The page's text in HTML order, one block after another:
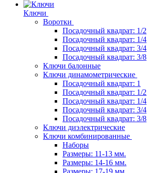
Ключи
Воротки
Посадочный квадрат: 1/2
Посадочный квадрат: 1/4
Посадочный квадрат: 3/4
Посадочный квадрат: 3/8
Ключи балонные
Ключи динамометрические
Посадочный квадрат: 1
Посадочный квадрат: 1/2
Посадочный квадрат: 1/4
Посадочный квадрат: 3/4
Посадочный квадрат: 3/8
Ключи диэлектрические
Ключи комбинированные
Наборы
Размеры: 11-13 мм.
Размеры: 14-16 мм.
Размеры: 17-19 мм.